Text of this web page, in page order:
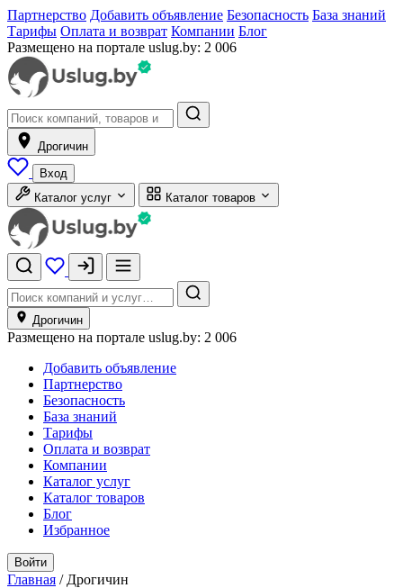
Партнерство Добавить объявление Безопасность База знаний
Тарифы Оплата и возврат Компании Блог
Размещено на портале uslug.by: 2 006
Дрогичин
Вход
Каталог услуг
Каталог товаров
Дрогичин
Размещено на портале uslug.by: 2 006
Добавить объявление
Партнерство
Безопасность
База знаний
Тарифы
Оплата и возврат
Компании
Каталог услуг
Каталог товаров
Блог
Избранное
Войти
Главная / Дрогичин